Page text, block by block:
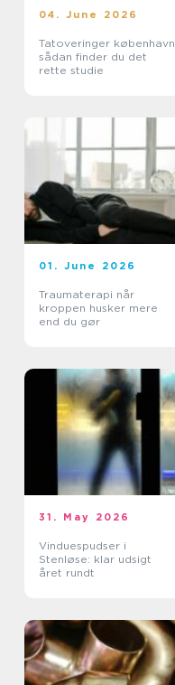
04. June 2026
Tatoveringer københavn
sådan finder du det
rette studie
01. June 2026
Traumaterapi når
kroppen husker mere
end du gør
31. May 2026
Vinduespudser i
Stenløse: klar udsigt
året rundt